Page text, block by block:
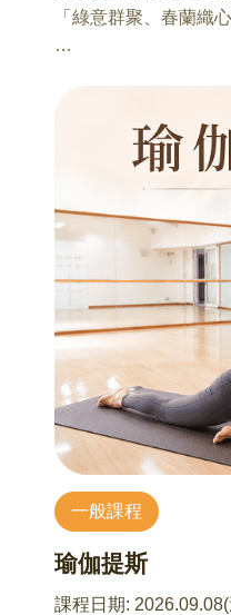
位家長一起報名)
「綠意群聚、春蘭織心
不需任何花藝基礎也
只需享受與花草相處
愉悅地將美感帶進生活
(一)花材、器材簡介與
(二)軟鐵絲建立結構與
(三)成品欣賞
【課程資訊】
⏺︎ 授課講師： 陳芝宇
⏺︎ 費用已含所有材料
⏺︎ 最低開課人數：7人
⏺︎ 需自備物品：一支
⏺︎ 材料(花材依當日提
配花、葉材、花器、
一般課程
瑜伽提斯
課程日期: